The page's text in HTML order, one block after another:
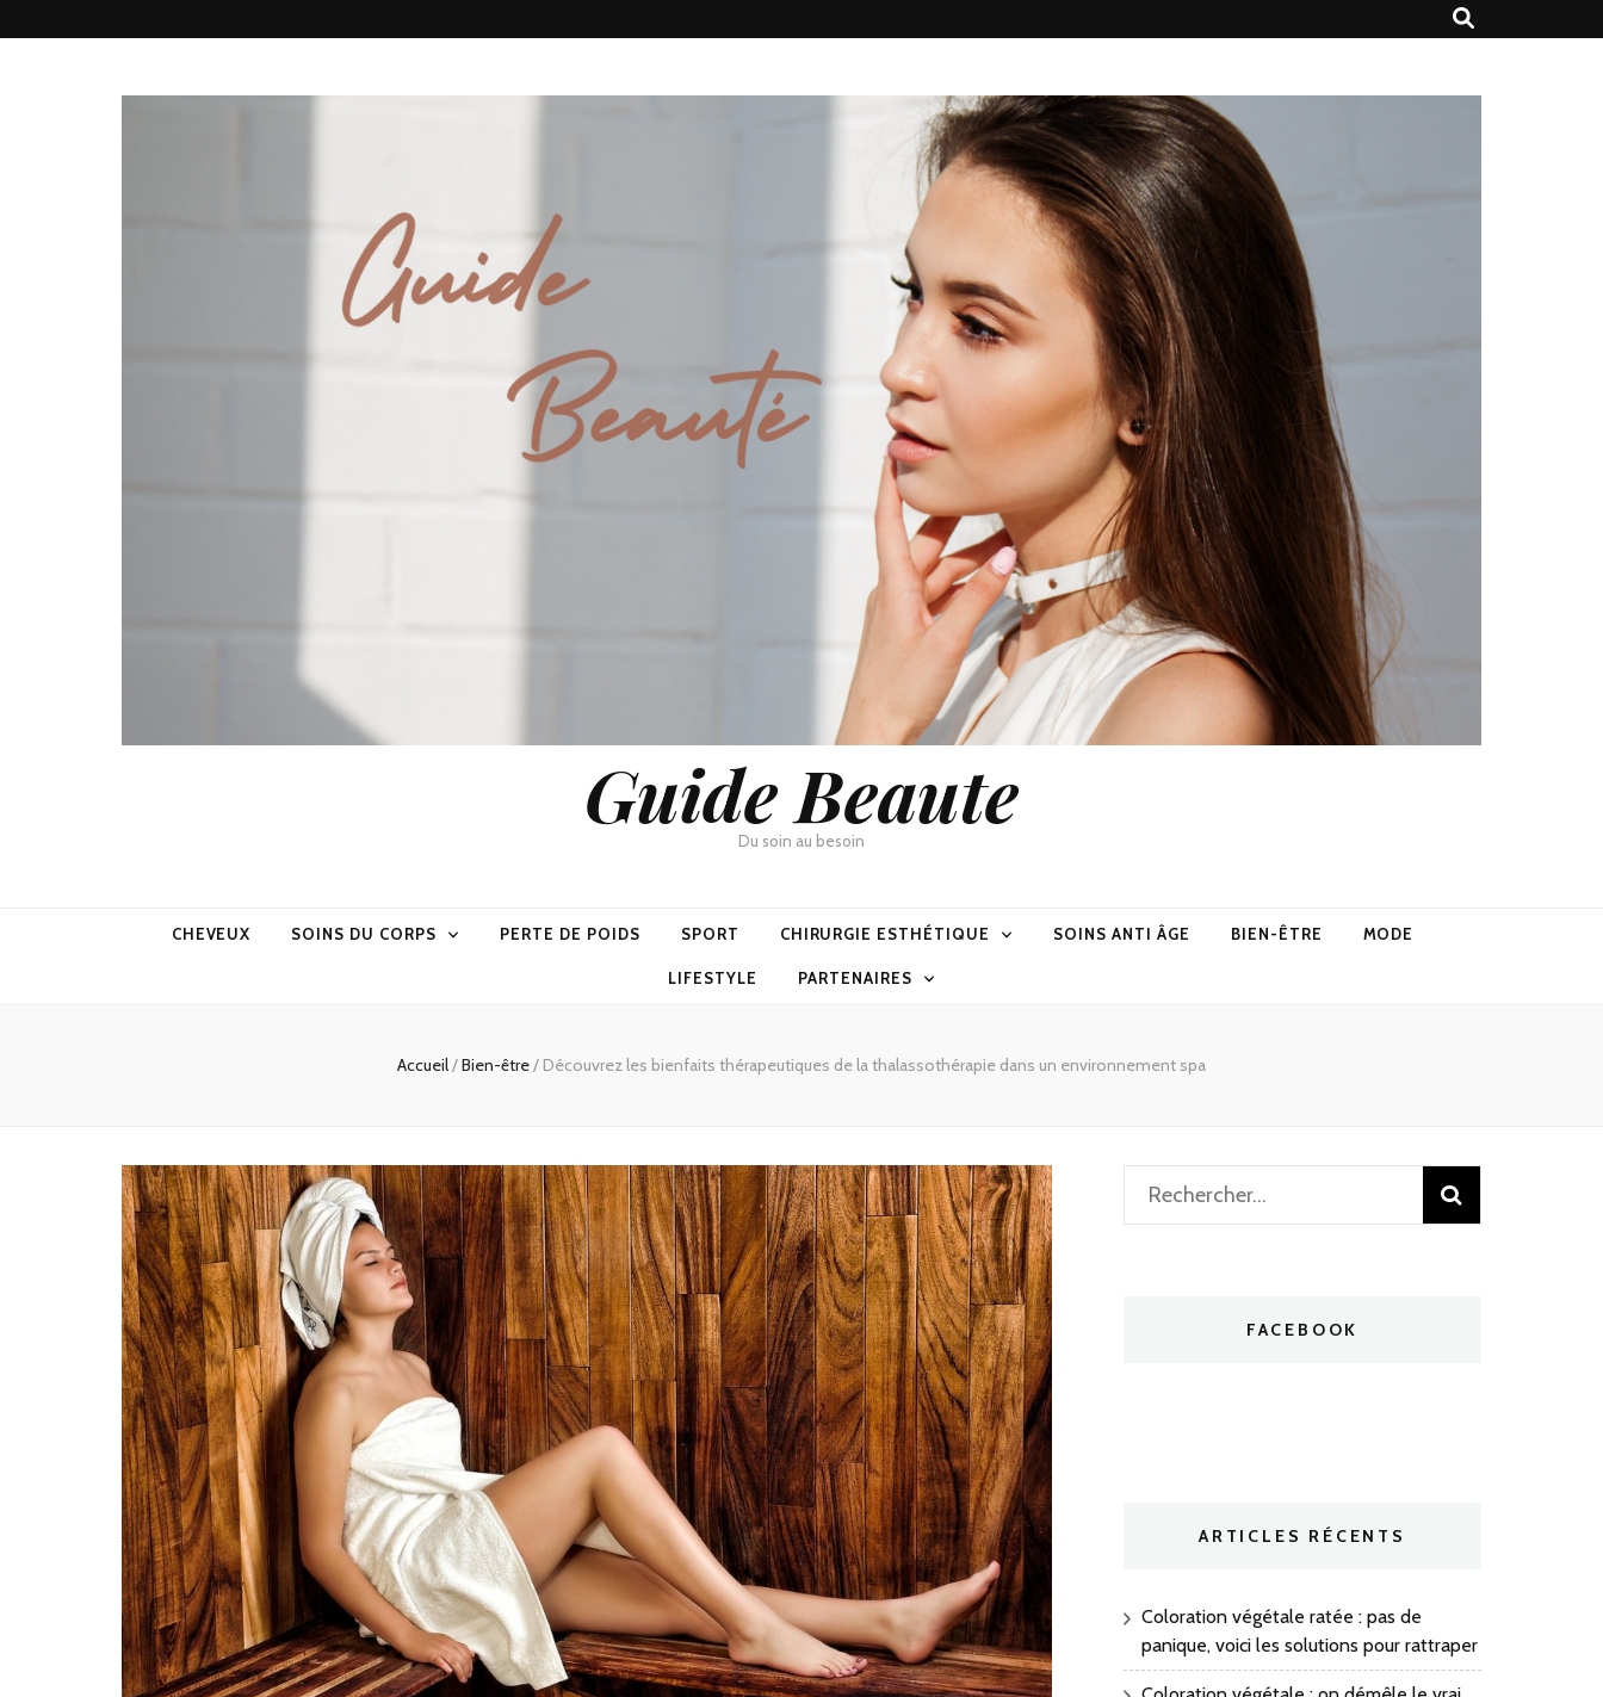
Guide Beaute
Du soin au besoin
CHEVEUX SOINS DU CORPS PERTE DE POIDS SPORT CHIRURGIE ESTHÉTIQUE SOINS ANTI ÂGE BIEN-ÊTRE MODE
LIFESTYLE PARTENAIRES
Accueil/Bien-être/ Découvrez les bienfaits thérapeutiques de la thalassothérapie dans un environnement spa
Rechercher :
FACEBOOK
ARTICLES RÉCENTS
Coloration végétale ratée : pas de
panique, voici les solutions pour rattraper